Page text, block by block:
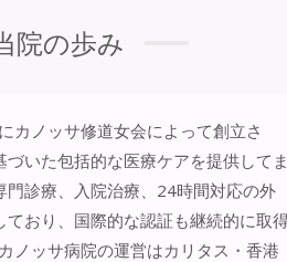
院の歩み
カノッサ修道女会によって創立さ
いた包括的な医療ケアを提供して
門診療、入院治療、24時間対応の外
おり、国際的な認証も継続的に取
ノッサ病院の運営はカリタス・香港